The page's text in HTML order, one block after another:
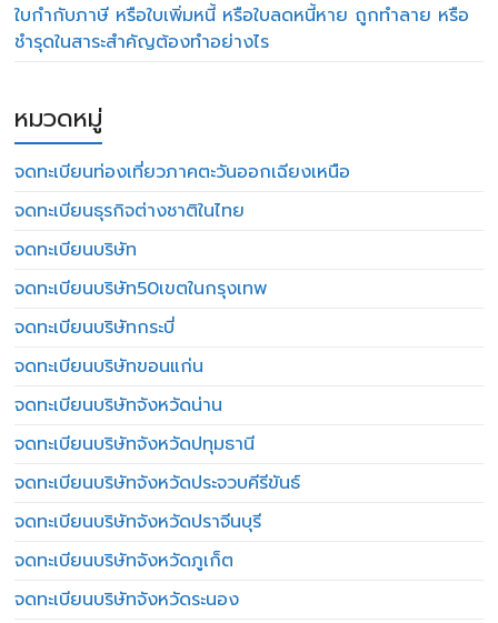
ใบกำกับภาษี หรือใบเพิ่มหนี้ หรือใบลดหนี้หาย ถูกทำลาย หรือ
ชำรุดในสาระสำคัญต้องทำอย่างไร
หมวดหมู่
จดทะเบียนท่องเที่ยวภาคตะวันออกเฉียงเหนือ
จดทะเบียนธุรกิจต่างชาติในไทย
จดทะเบียนบริษัท
จดทะเบียนบริษัท50เขตในกรุงเทพ
จดทะเบียนบริษัทกระบี่
จดทะเบียนบริษัทขอนแก่น
จดทะเบียนบริษัทจังหวัดน่าน
จดทะเบียนบริษัทจังหวัดปทุมธานี
จดทะเบียนบริษัทจังหวัดประจวบคีรีขันธ์
จดทะเบียนบริษัทจังหวัดปราจีนบุรี
จดทะเบียนบริษัทจังหวัดภูเก็ต
จดทะเบียนบริษัทจังหวัดระนอง